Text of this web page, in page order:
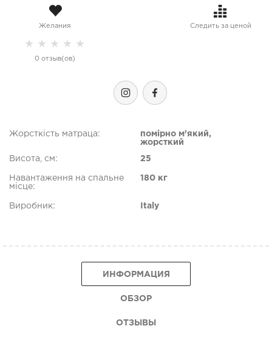
Желания Следить за ценой
★ ★ ★ ★ ★
0 отзыв(ов)
Жорсткість матраца:
помірно м'який,
жорсткий
Висота, см: 25
Навантаження на спальне
місце:
180 кг
Виробник: Italy
ИНФОРМАЦИЯ
ОБЗОР
ОТЗЫВЫ